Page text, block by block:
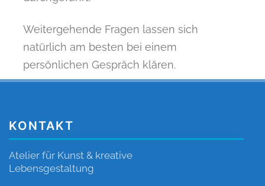
Weitergehende Fragen lassen sich
natürlich am besten bei einem
persönlichen Gespräch klären.
KONTAKT
Atelier für Kunst & kreative
Lebensgestaltung